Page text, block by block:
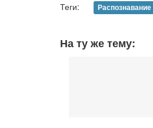
Теги: Распознавание
На ту же тему: